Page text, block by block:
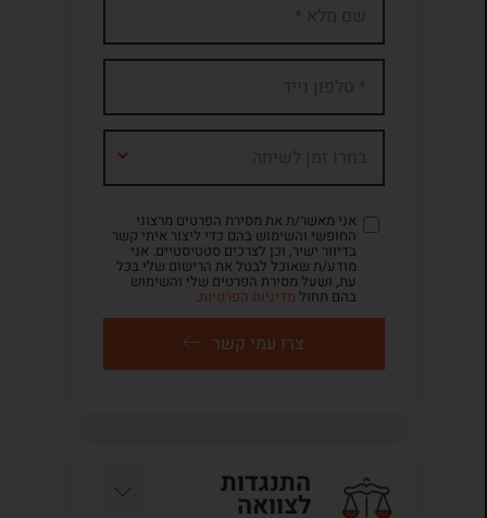
אני מאשר/ת את מסירת הפרטים מרצוני
החופשי והשימוש בהם כדי ליצור איתי קשר
בדיוור ישיר, וכן לצרכים סטטיסטיים. אני
מודע/ת שאוכל לבטל את הרישום שלי בכל
עת, ושעל מסירת הפרטים שלי והשימוש
בהם תחול מדיניות הפרטיות.
צרו עמי קשר
התנגדות
לצוואה